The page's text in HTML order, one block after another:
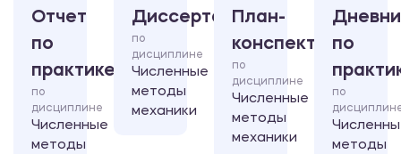
Отчет
по
практике
по
дисциплине
Численные
методы
Диссертация
по
дисциплине
Численные
методы
механики
План-
конспект
по
дисциплине
Численные
методы
механики
по
по
методы